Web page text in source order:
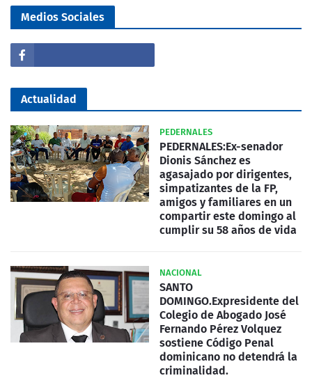
Medios Sociales
Actualidad
PEDERNALES
PEDERNALES:Ex-senador
Dionis Sánchez es
agasajado por dirigentes,
simpatizantes de la FP,
amigos y familiares en un
compartir este domingo al
cumplir su 58 años de vida
NACIONAL
SANTO
DOMINGO.Expresidente del
Colegio de Abogado José
Fernando Pérez Volquez
sostiene Código Penal
dominicano no detendrá la
criminalidad.